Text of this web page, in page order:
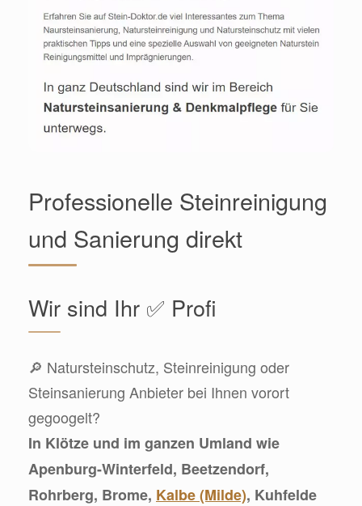
Professionelle Steinreinigung
und Sanierung direkt
Wir sind Ihr ✅ Profi
🔎 Natursteinschutz, Steinreinigung oder
Steinsanierung Anbieter bei Ihnen vorort
gegoogelt?
In Klötze und im ganzen Umland wie
Apenburg-Winterfeld, Beetzendorf,
Rohrberg, Brome, Kalbe (Milde), Kuhfelde